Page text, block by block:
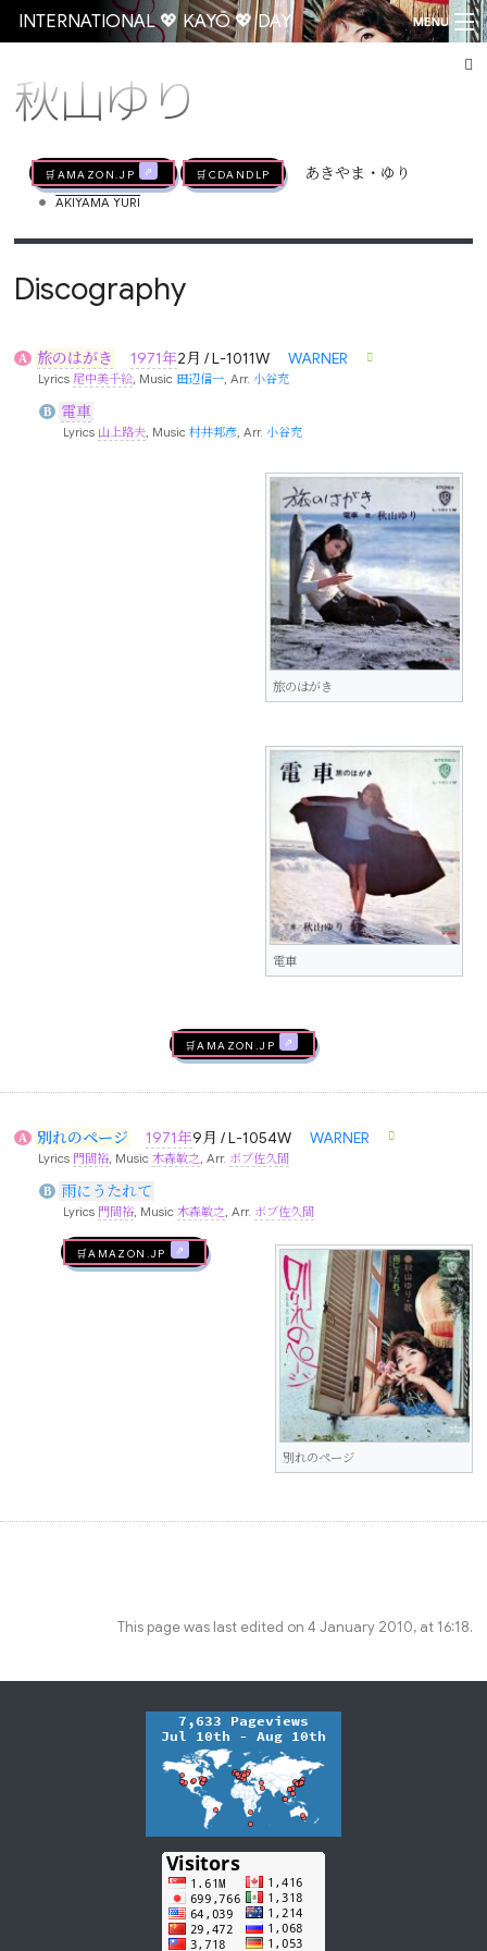
INTERNATIONAL 💖 KAYŌ 💖 DAY MENU
秋山ゆり
🛒AMAZON.jp 🛒CDandLP あきやま・ゆり
• AKIYAMA YURI
Discography
A 旅のはがき 1971年2月 / L-1011W WARNER
Lyrics 尾中美千絵 , Music 田辺信一 , Arr.小谷充
B 電車
Lyrics 山上路夫, Music 村井邦彦, Arr. 小谷充
旅のはがき
電車
🛒AMAZON.jp
A 別れのページ 1971年9月 / L-1054W WARNER
Lyrics 門間裕 , Music木森敏之 , Arr. ボブ佐久間
B 雨にうたれて
Lyrics 門間裕, Music 木森敏之, Arr. ボブ佐久間
別れのページ
🛒AMAZON.jp
This page was last edited on 4 January 2010, at 16:18.